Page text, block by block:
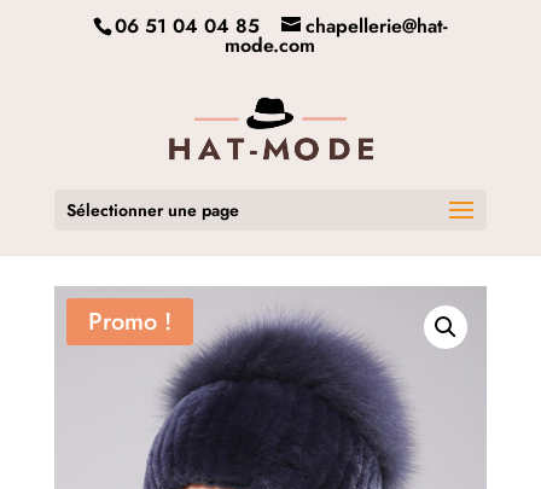
06 51 04 04 85 chapellerie@hat-
mode.com
Sélectionner une page
Promo !